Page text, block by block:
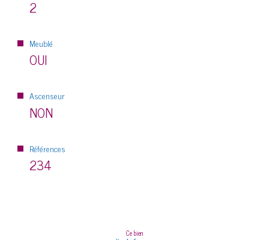
2
Meublé
OUI
Ascenseur
NON
Références
234
Ce bien